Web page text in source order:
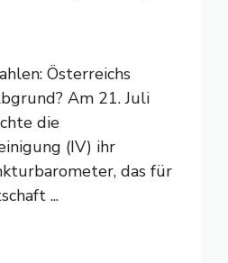
Österreichs
Am 21. Juli
die
(IV) ihr
das für
...